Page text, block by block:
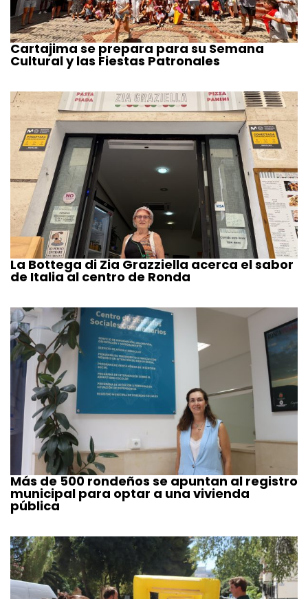
Cartajima se prepara para su Semana
Cultural y las Fiestas Patronales
La Bottega di Zia Grazziella acerca el sabor
de Italia al centro de Ronda
Más de 500 rondeños se apuntan al registro
municipal para optar a una vivienda
pública